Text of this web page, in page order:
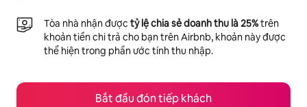
Tòa nhà nhận được tỷ lệ chia sẻ doanh thu là 25%trên
khoản tiền chi trả cho bạn trên Airbnb, khoản này được
thể hiện trong phần ước tính thu nhập.
Bắt đầu đón tiếp khách